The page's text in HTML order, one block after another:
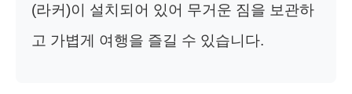
(라커)이 설치되어 있어 무거운 짐을 보관하
고 가볍게 여행을 즐길 수 있습니다.